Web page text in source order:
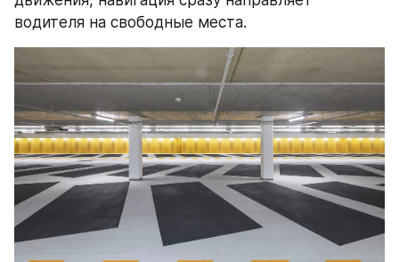
водителя на свободные места.